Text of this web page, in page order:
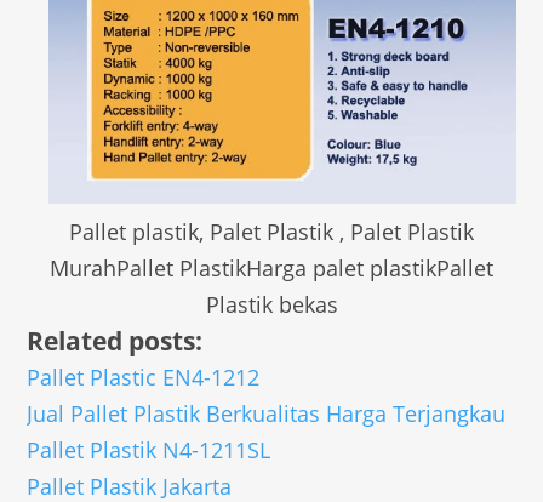
Pallet plastik, Palet Plastik , Palet Plastik
MurahPallet PlastikHarga palet plastikPallet
Plastik bekas
Related posts:
Pallet Plastic EN4-1212
Jual Pallet Plastik Berkualitas Harga Terjangkau
Pallet Plastik N4-1211SL
Pallet Plastik Jakarta